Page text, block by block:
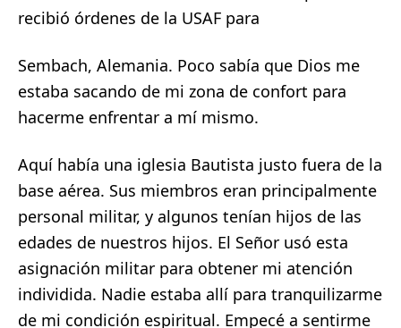
recibió órdenes de la USAF para
Sembach, Alemania. Poco sabía que Dios me
estaba sacando de mi zona de confort para
hacerme enfrentar a mí mismo.
Aquí había una iglesia Bautista justo fuera de la
base aérea. Sus miembros eran principalmente
personal militar, y algunos tenían hijos de las
edades de nuestros hijos. El Señor usó esta
asignación militar para obtener mi atención
individida. Nadie estaba allí para tranquilizarme
de mi condición espiritual. Empecé a sentirme